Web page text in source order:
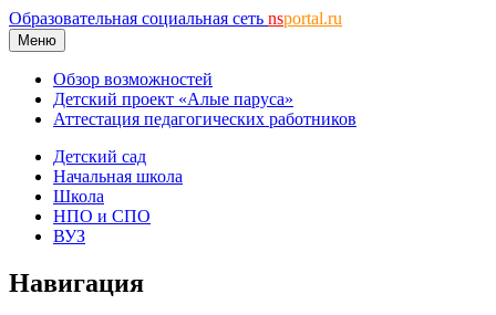
Образовательная социальная сеть nsportal.ru
Меню
Обзор возможностей
Детский проект «Алые паруса»
Аттестация педагогических работников
Детский сад
Начальная школа
Школа
НПО и СПО
ВУЗ
Навигация